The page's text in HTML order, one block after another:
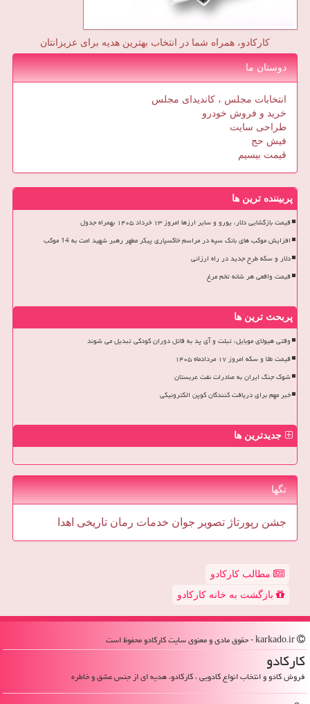
کارکادو، همراه شما در انتخاب بهترین هدیه برای عزیزانتان
دوستان ما
انتخابات مجلس ، کاندیدای مجلس
خرید و فروش خودرو
طراحی سایت
فیش حج
قیمت بیسیم
پربیننده ترین ها
قیمت بازگشایی دلار، یورو و سایر ارزها امروز ۱۳ خرداد ۱۴۰۵ بهمراه جدول
افزایش موکب های بانک سپه در مراسم خاکسپاری پیکر مطهر رهبر شهید امت به 14 موکب
دلار و سکه طرح جدید در راه ارزانی
قیمت واقعی هر شانه تخم مرغ
پربحث ترین ها
وقتی هیولای موبایل، تبلت و آی پد به قاتل دوران کودکی تبدیل می شوند
قیمت طلا و سکه امروز ۱۷ مردادماه ۱۴۰۵
شوک جنگ ایران به صادرات نفت عربستان
خبر مهم برای دریافت کنندگان کوپن الکترونیکی
جدیدترین ها
تگها
جشن رپورتاژ تصویر جوان خدمات رمان تاریخی اهدا
مطالب کارکادو
بازگشت به خانه کارکادو
كاركادو
فروش کادو و انتخاب انواع کادویی ، کارکادو، هدیه ای از جنس عشق و خاطره